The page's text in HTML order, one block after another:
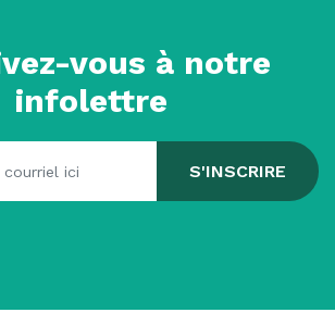
vous à notre
infolettre